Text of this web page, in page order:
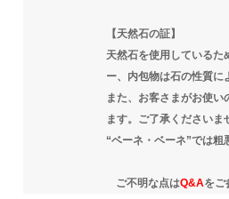
【天然石の証】
天然石を使用しているた
ー、内包物は石の性質に
また、お客さまがお使い
ます。ご了承くださいま
“ベーネ・ベーネ”では粗
ご不明な点はQ&Aをご